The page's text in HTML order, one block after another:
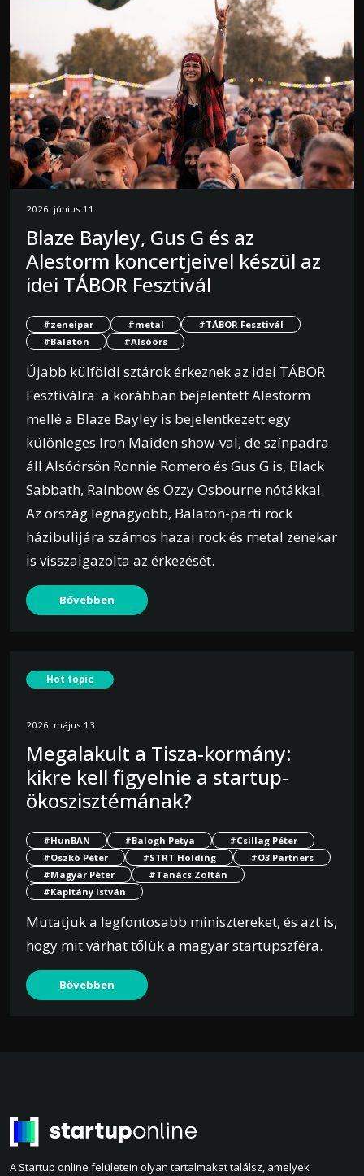
2026. június 11.
Blaze Bayley, Gus G és az
Alestorm koncertjeivel készül az
idei TÁBOR Fesztivál
#zeneipar #metal
#TÁBOR Fesztivál
#Balaton
#Alsóörs
Újabb külföldi sztárok érkeznek az idei TÁBOR
Fesztiválra: a korábban bejelentett Alestorm
mellé a Blaze Bayley is bejelentkezett egy
különleges Iron Maiden show-val, de színpadra
áll Alsóörsön Ronnie Romero és Gus G is, Black
Sabbath, Rainbow és Ozzy Osbourne nótákkal.
Az ország legnagyobb, Balaton-parti rock
házibulijára számos hazai rock és metal zenekar
is visszaigazolta az érkezését.
Bővebben
Hot topic
2026. május 13.
Megalakult a Tisza-kormány:
kikre kell figyelnie a startup-
ökoszisztémának?
#HunBAN #Balogh Petya
#Csillag Péter
#Oszkó Péter
#STRT Holding
#O3 Partners
#Magyar Péter
#Tanács Zoltán
#Kapitány István
Mutatjuk a legfontosabb minisztereket, és azt is,
hogy mit várhat tőlük a magyar startupszféra.
Bővebben
A Startup online felületein olyan tartalmakat találsz, amelyek